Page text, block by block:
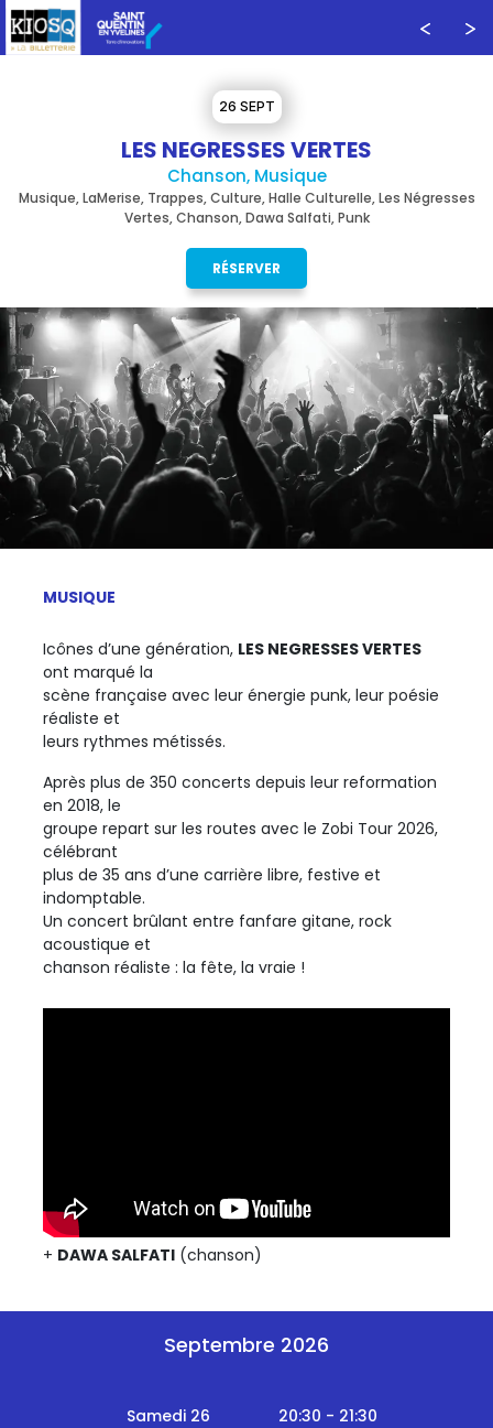
26 SEPT
LES NEGRESSES VERTES
Chanson, Musique
Musique, LaMerise, Trappes, Culture, Halle Culturelle, Les Négresses
Vertes, Chanson, Dawa Salfati, Punk
RÉSERVER
MUSIQUE
Icônes d’une génération, LES NEGRESSES VERTES
ont marqué la
scène française avec leur énergie punk, leur poésie
réaliste et
leurs rythmes métissés.
Après plus de 350 concerts depuis leur reformation
en 2018, le
groupe repart sur les routes avec le Zobi Tour 2026,
célébrant
plus de 35 ans d’une carrière libre, festive et
indomptable.
Un concert brûlant entre fanfare gitane, rock
acoustique et
chanson réaliste : la fête, la vraie !
+ DAWA SALFATI (chanson)
Septembre 2026
Samedi 26 20:30 - 21:30